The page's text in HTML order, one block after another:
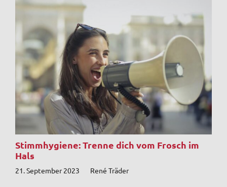
Stimmhygiene: Trenne dich vom Frosch im
Hals
21. September 2023 René Träder